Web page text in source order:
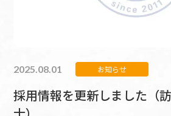
2025.08.01 お知らせ
採用情報を更新しました（